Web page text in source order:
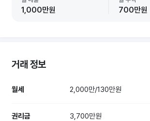
1,000만원 700만원
거래 정보
월세 2,000만/130만원
권리금 3,700만원